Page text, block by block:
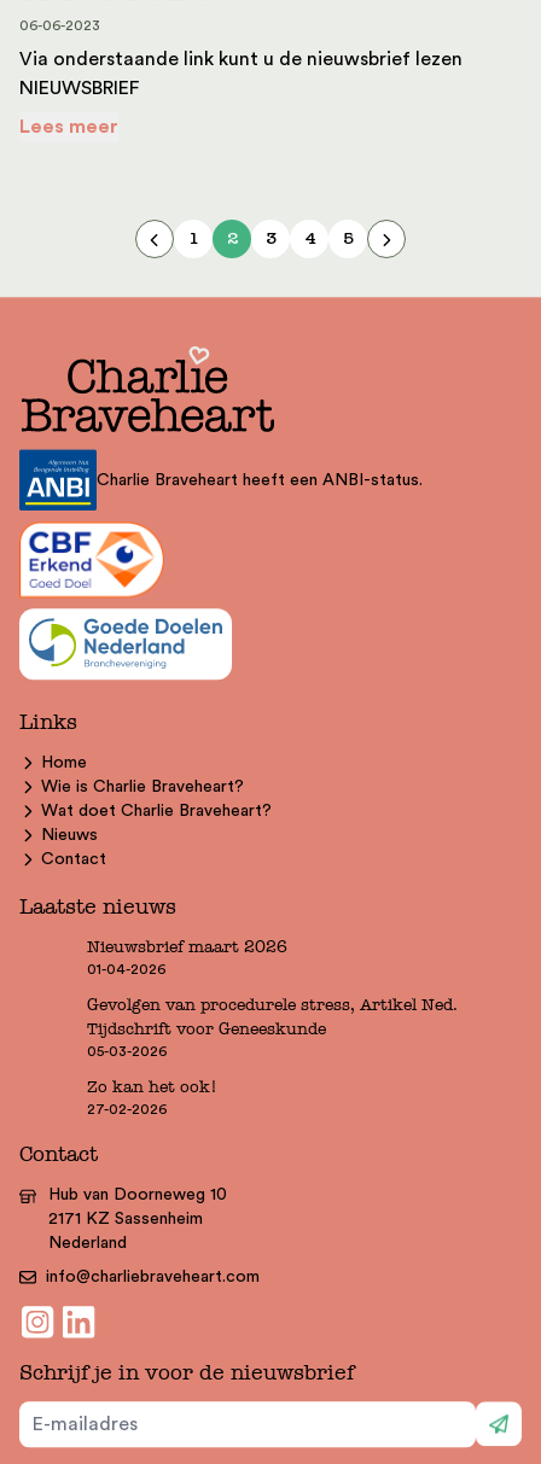
06-06-2023
Via onderstaande link kunt u de nieuwsbrief lezen
NIEUWSBRIEF
Lees meer
1 2 3 4 5
Charlie Braveheart heeft een ANBI-status.
Links
Home
Wie is Charlie Braveheart?
Wat doet Charlie Braveheart?
Nieuws
Contact
Laatste nieuws
Nieuwsbrief maart 2026
01-04-2026
Gevolgen van procedurele stress, Artikel Ned.
Tijdschrift voor Geneeskunde
05-03-2026
Zo kan het ook!
27-02-2026
Contact
Hub van Doorneweg 10
2171 KZ Sassenheim
Nederland
info@charliebraveheart.com
Schrijf je in voor de nieuwsbrief